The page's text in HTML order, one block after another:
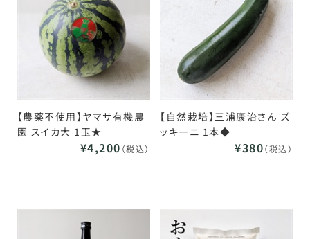
【農薬不使用】ヤマサ有機農
園 スイカ大 1玉★
¥4,200 （税込）
【自然栽培】三浦康治さん ズ
ッキーニ 1本◆
¥380（税込）